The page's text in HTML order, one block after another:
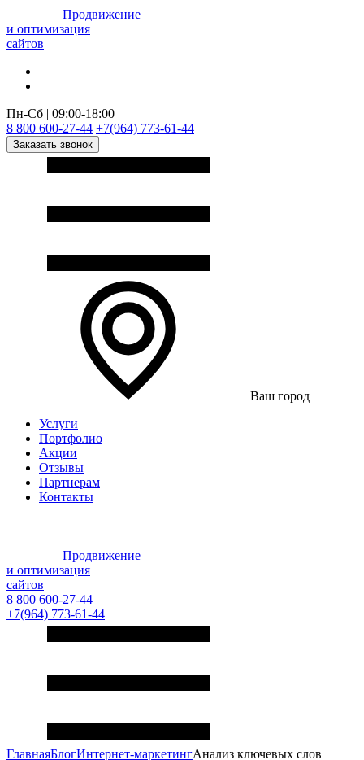
Продвижение
и оптимизация
сайтов
Пн-Сб | 09:00-18:00
8 800 600-27-44 +7(964) 773-61-44
Заказать звонок
Ваш город
Услуги
Портфолио
Акции
Отзывы
Партнерам
Контакты
Продвижение
и оптимизация
сайтов
8 800 600-27-44
+7(964) 773-61-44
ГлавнаяБлогИнтернет-маркетингАнализ ключевых слов